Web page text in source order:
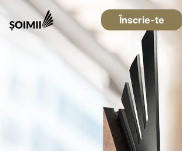
Înscrie-te